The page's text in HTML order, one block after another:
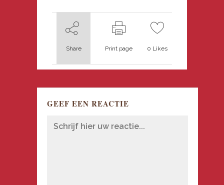
Share Print page 0 Likes
GEEF EEN REACTIE